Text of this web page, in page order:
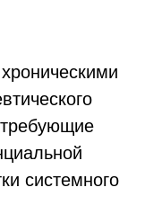
системного